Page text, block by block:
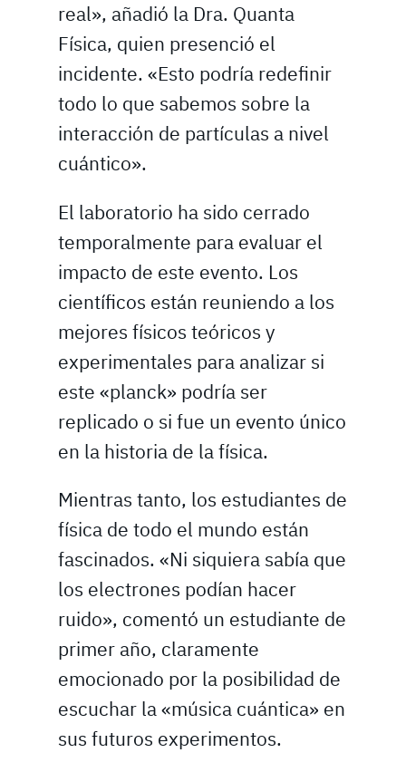
real», añadió la Dra. Quanta
Física, quien presenció el
incidente. «Esto podría redefinir
todo lo que sabemos sobre la
interacción de partículas a nivel
cuántico».
El laboratorio ha sido cerrado
temporalmente para evaluar el
impacto de este evento. Los
científicos están reuniendo a los
mejores físicos teóricos y
experimentales para analizar si
este «planck» podría ser
replicado o si fue un evento único
en la historia de la física.
Mientras tanto, los estudiantes de
física de todo el mundo están
fascinados. «Ni siquiera sabía que
los electrones podían hacer
ruido», comentó un estudiante de
primer año, claramente
emocionado por la posibilidad de
escuchar la «música cuántica» en
sus futuros experimentos.